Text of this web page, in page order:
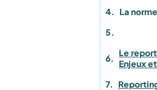
La
Le
Enjeux